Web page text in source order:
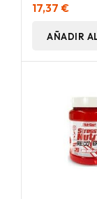
17,37 €
AÑADIR